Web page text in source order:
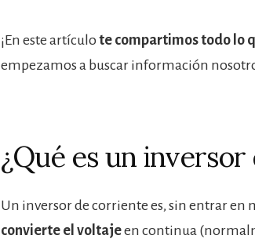
¡En este artículote compartimos todo lo
empezamos a buscar información
¿Qué es un
Un inversor de corriente es, sin entrar en
convierte el voltajeen continua